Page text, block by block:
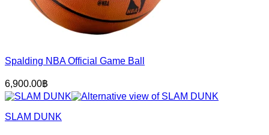
Spalding NBA Official Game Ball
6,900.00฿
SLAM DUNK